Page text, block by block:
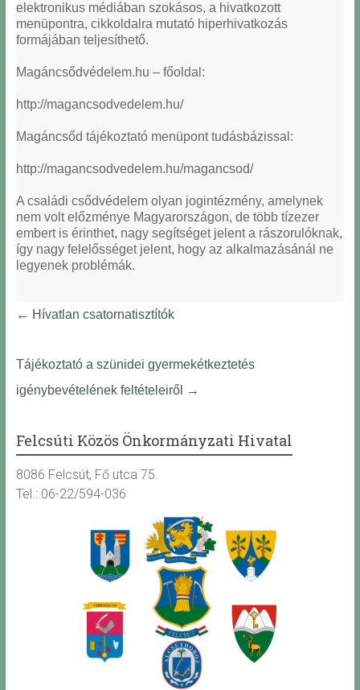
elektronikus médiában szokásos, a hivatkozott
menüpontra, cikkoldalra mutató hiperhivatkozás
formájában teljesíthető.
Magáncsődvédelem.hu – főoldal:
http://magancsodvedelem.hu/
Magáncsőd tájékoztató menüpont tudásbázissal:
http://magancsodvedelem.hu/magancsod/
A családi csődvédelem olyan jogintézmény, amelynek
nem volt előzménye Magyarországon, de több tízezer
embert is érinthet, nagy segítséget jelent a rászorulóknak,
így nagy felelősséget jelent, hogy az alkalmazásánál ne
legyenek problémák.
← Hívatlan csatornatisztítók
Tájékoztató a szünidei gyermekétkeztetés
igénybevételének feltételeiről
→
Felcsúti Közös Önkormányzati Hivatal
8086 Felcsút, Fő utca 75.
Tel.: 06-22/594-036